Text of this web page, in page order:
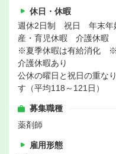
休日・休暇
週休2日制 祝日 年末
産・育児休暇 介護休暇
※夏季休暇は有給消化
介護休暇あり
公休の曜日と祝日の重な
す（平均118～121日）
募集職種
薬剤師
雇用形態